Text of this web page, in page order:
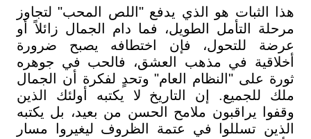
هذا الثبات هو الذي يدفع "اللص المحب" لتجاوز
مرحلة التأمل الطويل، فما دام الجمال زائلاً أو
عرضة للتحول، فإن اختطافه يصبح ضرورة
أخلاقية في مذهب العشق، فالحب في جوهره
ثورة على "النظام العام" وتحدٍ لفكرة أن الجمال
ملك للجميع. إن التاريخ لا يكتبه أولئك الذين
وقفوا يراقبون ملامح الحسن من بعيد، بل يكتبه
الذين تسللوا في عتمة الظروف ليغيروا مسار